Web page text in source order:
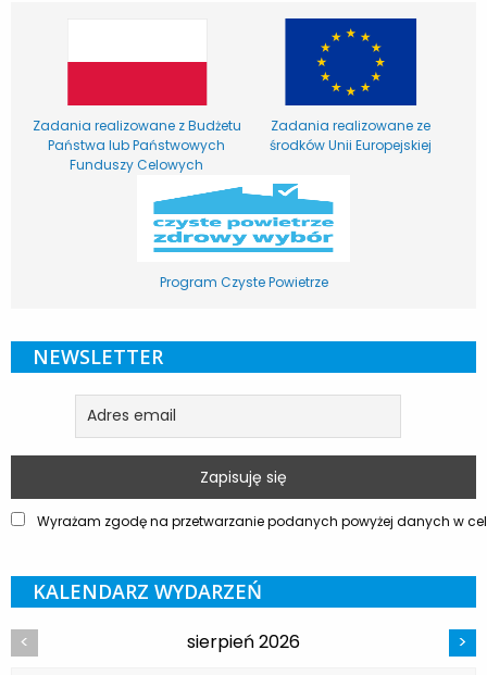
Zadania realizowane z Budżetu
Państwa lub Państwowych
Funduszy Celowych
Zadania realizowane ze
środków Unii Europejskiej
Program Czyste Powietrze
NEWSLETTER
Wyrażam zgodę na przetwarzanie podanych powyżej danych w
KALENDARZ WYDARZEŃ
< sierpień 2026 >